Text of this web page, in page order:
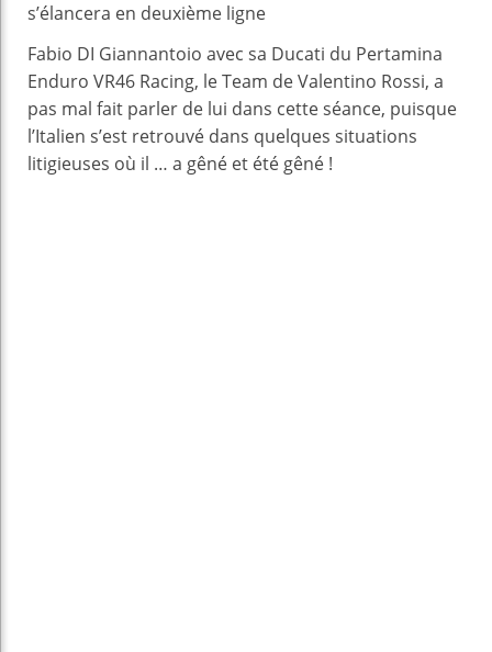
s’élancera en deuxième ligne
Fabio DI Giannantoio avec sa Ducati du Pertamina
Enduro VR46 Racing, le Team de Valentino Rossi, a
pas mal fait parler de lui dans cette séance, puisque
l’Italien s’est retrouvé dans quelques situations
litigieuses où il … a gêné et été gêné !